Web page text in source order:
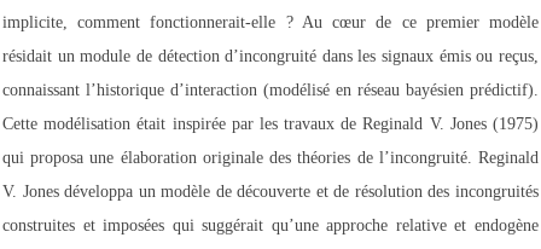
implicite, comment fonctionnerait-elle ? Au cœur de ce premier modèle
résidait un module de détection d’incongruité dans les signaux émis ou reçus,
connaissant l’historique d’interaction (modélisé en réseau bayésien prédictif).
Cette modélisation était inspirée par les travaux de Reginald V. Jones (1975)
qui proposa une élaboration originale des théories de l’incongruité. Reginald
V. Jones développa un modèle de découverte et de résolution des incongruités
construites et imposées qui suggérait qu’une approche relative et endogène